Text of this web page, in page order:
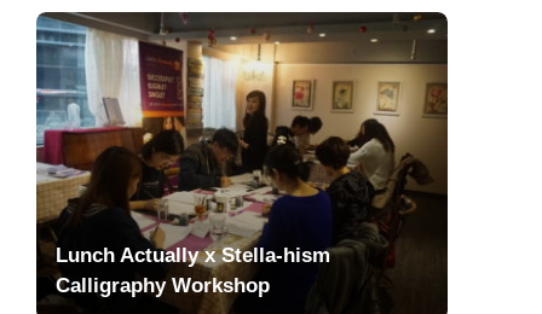
Lunch Actually x Stella-hism
Calligraphy Workshop